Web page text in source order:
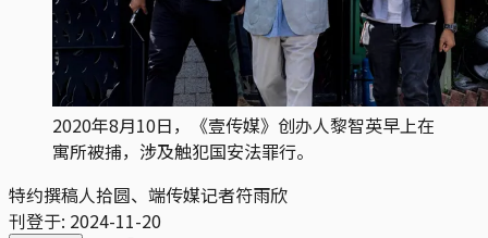
2020年8月10日，《壹传媒》创办人黎智英早上在
寓所被捕，涉及触犯国安法罪行。
特约撰稿人拾圆、端传媒记者符雨欣
刊登于: 2024-11-20